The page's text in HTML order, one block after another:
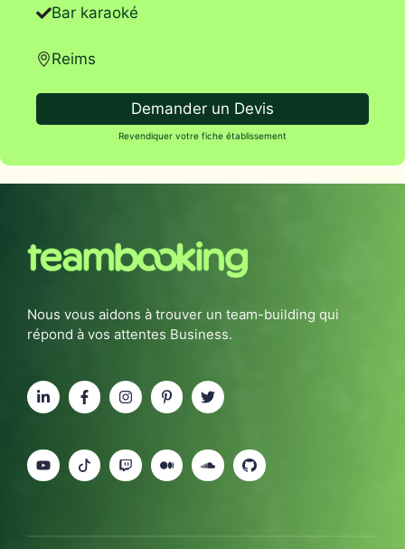
Bar karaoké
Reims
Demander un Devis
Revendiquer votre fiche établissement
Nous vous aidons à trouver un team-building qui
répond à vos attentes Business.